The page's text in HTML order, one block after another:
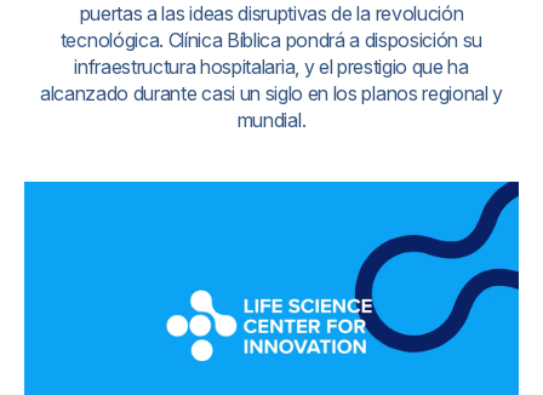
puertas a las ideas disruptivas de la revolución
tecnológica. Clínica Bíblica pondrá a disposición su
infraestructura hospitalaria, y el prestigio que ha
alcanzado durante casi un siglo en los planos regional y
mundial.